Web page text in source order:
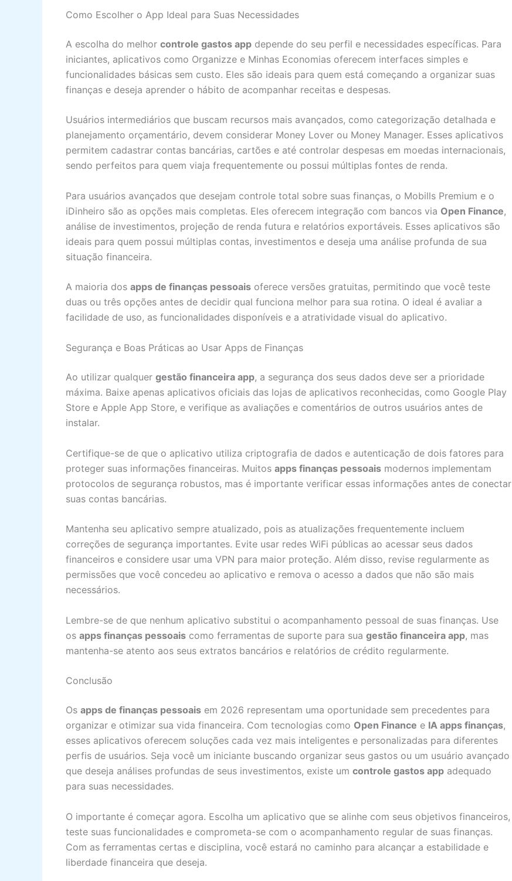
Como Escolher o App Ideal para Suas Necessidades
A escolha do melhor controle gastos app depende do seu perfil e necessidades específicas. Para
iniciantes, aplicativos como Organizze e Minhas Economias oferecem interfaces simples e
funcionalidades básicas sem custo. Eles são ideais para quem está começando a organizar suas
finanças e deseja aprender o hábito de acompanhar receitas e despesas.
Usuários intermediários que buscam recursos mais avançados, como categorização detalhada e
planejamento orçamentário, devem considerar Money Lover ou Money Manager. Esses aplicativos
permitem cadastrar contas bancárias, cartões e até controlar despesas em moedas internacionais,
sendo perfeitos para quem viaja frequentemente ou possui múltiplas fontes de renda.
Para usuários avançados que desejam controle total sobre suas finanças, o Mobills Premium e o
iDinheiro são as opções mais completas. Eles oferecem integração com bancos via Open Finance,
análise de investimentos, projeção de renda futura e relatórios exportáveis. Esses aplicativos são
ideais para quem possui múltiplas contas, investimentos e deseja uma análise profunda de sua
situação financeira.
A maioria dos apps de finanças pessoais oferece versões gratuitas, permitindo que você teste
duas ou três opções antes de decidir qual funciona melhor para sua rotina. O ideal é avaliar a
facilidade de uso, as funcionalidades disponíveis e a atratividade visual do aplicativo.
Segurança e Boas Práticas ao Usar Apps de Finanças
Ao utilizar qualquer gestão financeira app, a segurança dos seus dados deve ser a prioridade
máxima. Baixe apenas aplicativos oficiais das lojas de aplicativos reconhecidas, como Google Play
Store e Apple App Store, e verifique as avaliações e comentários de outros usuários antes de
instalar.
Certifique-se de que o aplicativo utiliza criptografia de dados e autenticação de dois fatores para
proteger suas informações financeiras. Muitos apps finanças pessoais modernos implementam
protocolos de segurança robustos, mas é importante verificar essas informações antes de conectar
suas contas bancárias.
Mantenha seu aplicativo sempre atualizado, pois as atualizações frequentemente incluem
correções de segurança importantes. Evite usar redes WiFi públicas ao acessar seus dados
financeiros e considere usar uma VPN para maior proteção. Além disso, revise regularmente as
permissões que você concedeu ao aplicativo e remova o acesso a dados que não são mais
necessários.
Lembre-se de que nenhum aplicativo substitui o acompanhamento pessoal de suas finanças. Use
os apps finanças pessoais como ferramentas de suporte para sua gestão financeira app, mas
mantenha-se atento aos seus extratos bancários e relatórios de crédito regularmente.
Conclusão
Os apps de finanças pessoais em 2026 representam uma oportunidade sem precedentes para
organizar e otimizar sua vida financeira. Com tecnologias como Open Finance e IA apps finanças,
esses aplicativos oferecem soluções cada vez mais inteligentes e personalizadas para diferentes
perfis de usuários. Seja você um iniciante buscando organizar seus gastos ou um usuário avançado
que deseja análises profundas de seus investimentos, existe um controle gastos app adequado
para suas necessidades.
O importante é começar agora. Escolha um aplicativo que se alinhe com seus objetivos financeiros,
teste suas funcionalidades e comprometa-se com o acompanhamento regular de suas finanças.
Com as ferramentas certas e disciplina, você estará no caminho para alcançar a estabilidade e
liberdade financeira que deseja.